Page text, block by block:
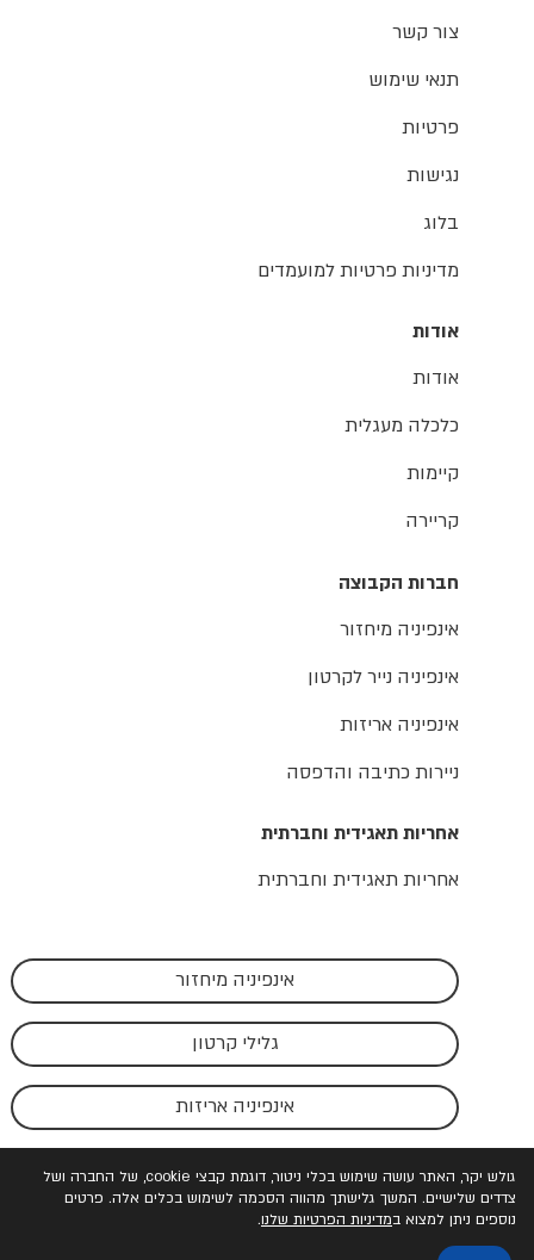
צור קשר
תנאי שימוש
פרטיות
נגישות
בלוג
מדיניות פרטיות למועמדים
אודות
אודות
כלכלה מעגלית
קיימות
קריירה
חברות הקבוצה
אינפיניה מיחזור
אינפיניה נייר לקרטון
אינפיניה אריזות
ניירות כתיבה והדפסה
אחריות תאגידית וחברתית
אחריות תאגידית וחברתית
אינפיניה מיחזור
גלילי קרטון
אינפיניה אריזות
גולש יקר, האתר עושה שימוש בכלי ניטור, דוגמת קבצי cookie, של החברה ושל
צדדים שלישיים. המשך גלישתך מהווה הסכמה לשימוש בכלים אלה. פרטים
נוספים ניתן למצוא במדיניות הפרטיות שלנו.